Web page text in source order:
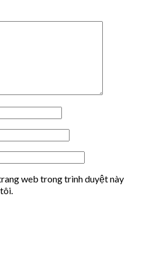
web trong trình duyệt này